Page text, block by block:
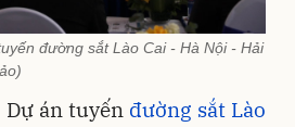
đường sắt Lào Cai - Hà Nội - Hải
án tuyến đường sắt Lào